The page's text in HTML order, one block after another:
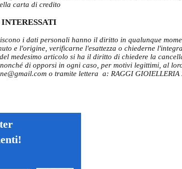
carta di credito
i dati personali hanno il diritto in qualunque
e l'origine, verificarne l'esattezza o chiederne
medesimo articolo si ha il diritto di chiedere la
di opporsi in ogni caso, per motivi legittimi, al
o tramite lettera a: RAGGI GIOIELLERIA